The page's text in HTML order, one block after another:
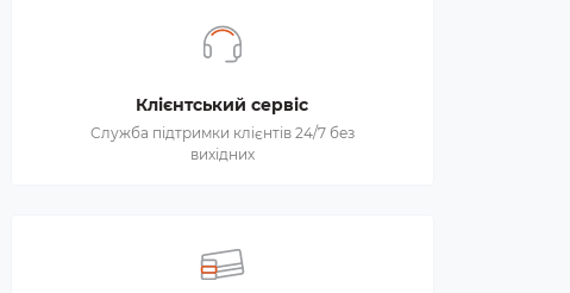
Клієнтський сервіс
Служба підтримки клієнтів 24/7 без
вихідних